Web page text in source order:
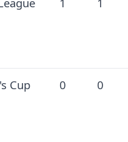
Cup 0 0